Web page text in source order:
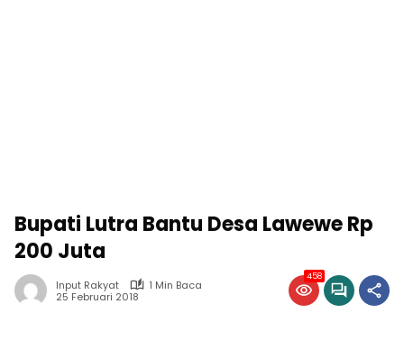
Bupati Lutra Bantu Desa Lawewe Rp
200 Juta
Input Rakyat
1 Min Baca
25 Februari 2018
458